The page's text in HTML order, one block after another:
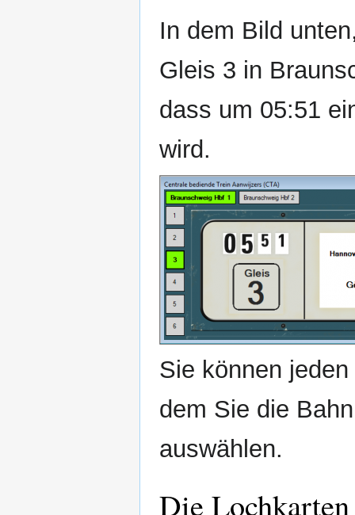
In dem Bild
Gleis 3 in
dass um 05:51
wird.
Sie können
dem Sie die
auswählen.
Die Lochkarten